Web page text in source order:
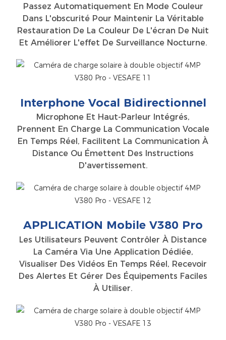
Passez Automatiquement En Mode Couleur
Dans L'obscurité Pour Maintenir La Véritable
Restauration De La Couleur De L'écran De Nuit
Et Améliorer L'effet De Surveillance Nocturne.
Interphone Vocal Bidirectionnel
Microphone Et Haut-Parleur Intégrés,
Prennent En Charge La Communication Vocale
En Temps Réel, Facilitent La Communication À
Distance Ou Émettent Des Instructions
D'avertissement.
APPLICATION Mobile V380 Pro
Les Utilisateurs Peuvent Contrôler À Distance
La Caméra Via Une Application Dédiée,
Visualiser Des Vidéos En Temps Réel, Recevoir
Des Alertes Et Gérer Des Équipements Faciles
À Utiliser.